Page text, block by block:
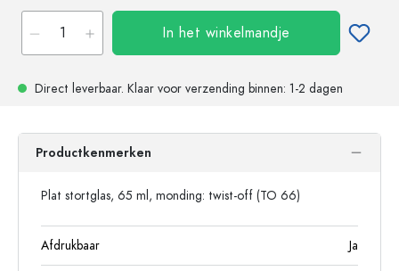
In het winkelmandje
Direct leverbaar. Klaar voor verzending binnen: 1-2 dagen
Productkenmerken
Plat stortglas, 65 ml, monding: twist-off (TO 66)
Afdrukbaar Ja